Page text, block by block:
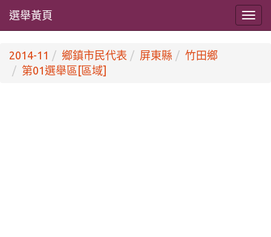
選舉黃頁
2014-11 鄉鎮市民代表 屏東縣
竹田鄉
第01選舉區[區域]